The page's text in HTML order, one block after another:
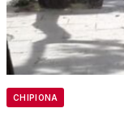
CHIPIONA